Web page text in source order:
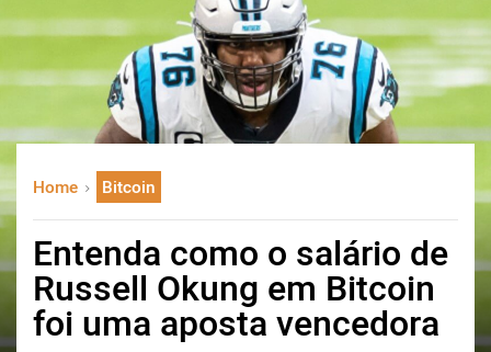
español
français
italiano
deutsch
中文
한국어
العربية
ไทย
Home Bitcoin
Entenda como o salário de
Russell Okung em Bitcoin
foi uma aposta vencedora